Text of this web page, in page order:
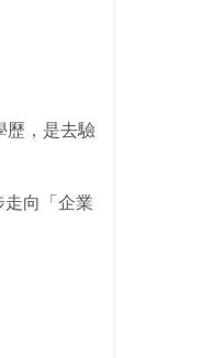
歷，是去驗
向「企業